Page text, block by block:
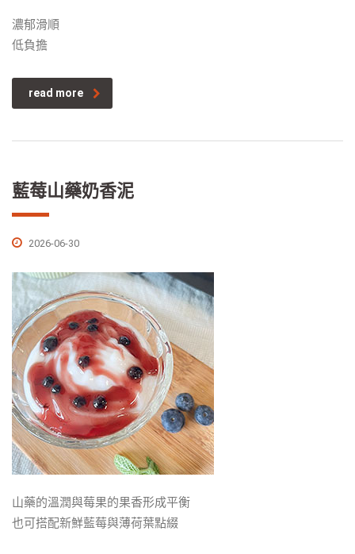
濃郁滑順
低負擔
read more
藍莓山藥奶香泥
2026-06-30
山藥的溫潤與莓果的果香形成平衡
也可搭配新鮮藍莓與薄荷葉點綴